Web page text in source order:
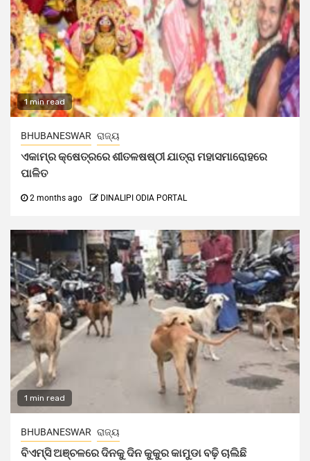
1 min read
BHUBANESWAR ରାଜ୍ୟ
ଏକାମ୍ର କ୍ଷେତ୍ରରେ ଶୀତଳଷଷ୍ଠୀ ଯାତ୍ରା ମହାସମାରୋହରେ
ପାଳିତ
2 months ago DINALIPI ODIA PORTAL
1 min read
BHUBANESWAR ରାଜ୍ୟ
ବିଏମ୍‌ସି ଅଞ୍ଚଳରେ ଦିନକୁ ଦିନ କୁକୁର କାମୁଡା ବଢ଼ି ଚାଲିଛି